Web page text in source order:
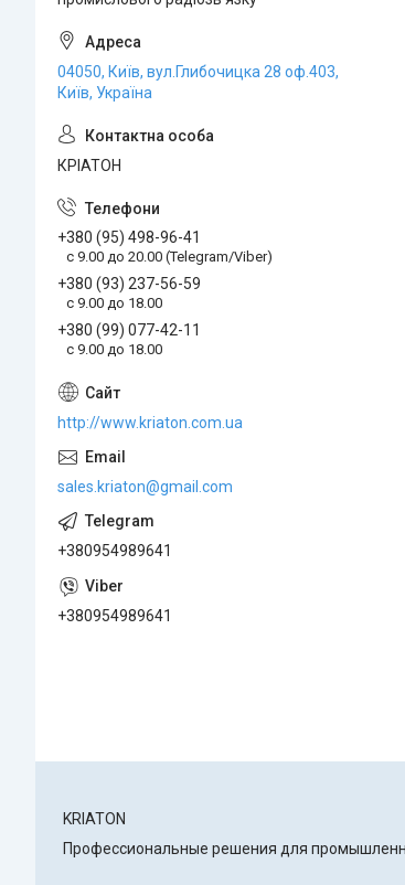
04050, Київ, вул.Глибочицка 28 оф.403,
Київ, Україна
КРІАТОН
+380 (95) 498-96-41
с 9.00 до 20.00 (Telegram/Viber)
+380 (93) 237-56-59
c 9.00 до 18.00
+380 (99) 077-42-11
с 9.00 до 18.00
http://www.kriaton.com.ua
sales.kriaton@gmail.com
+380954989641
+380954989641
KRIATON
Профессиональные решения для